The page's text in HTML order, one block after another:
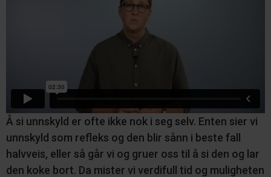
Å si unnskyld er ofte ikke nok i seg selv. Enten sier vi
unnskyld som refleks og den blir sånn i beste fall
halvveis, eller så går vi og gruer oss til å si den og lar
den koke bort. Da mister vi verdifull tid og muligheten